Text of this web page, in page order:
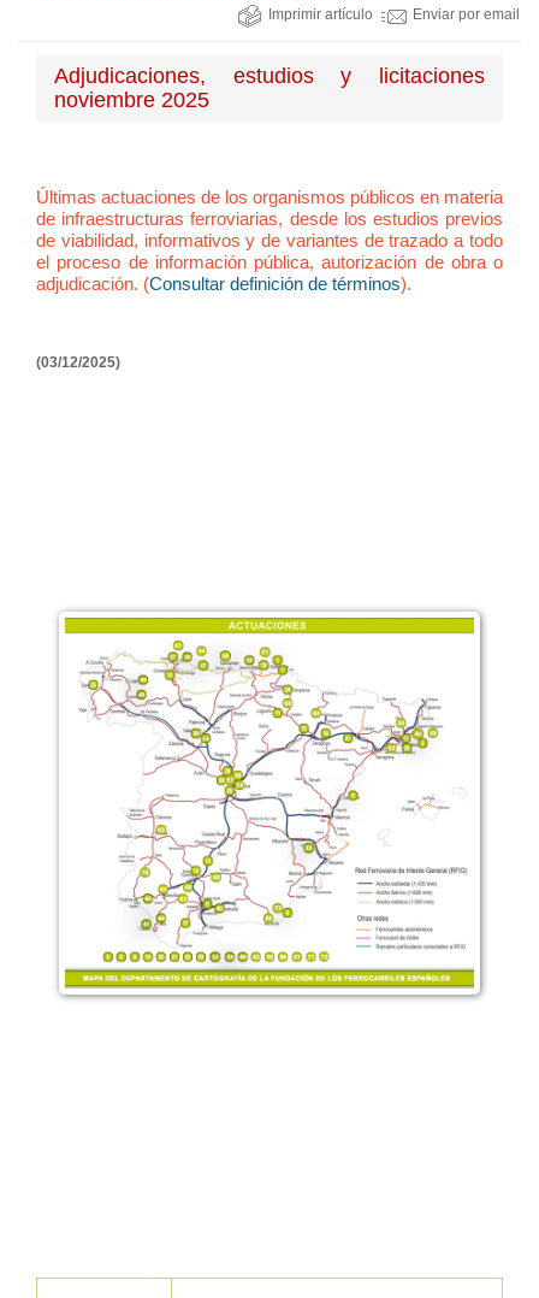
Imprimir artículo Enviar por email
Adjudicaciones, estudios y licitaciones
noviembre 2025
Últimas actuaciones de los organismos públicos en materia
de infraestructuras ferroviarias, desde los estudios previos
de viabilidad, informativos y de variantes de trazado a todo
el proceso de información pública, autorización de obra o
adjudicación. (Consultar definición de términos).
(03/12/2025)